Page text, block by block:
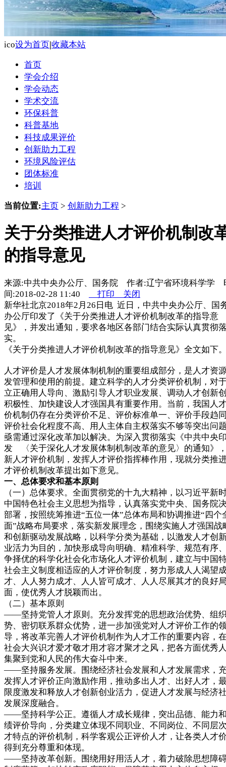
ico设为首页|收藏本站
首页
学会介绍
学会动态
学术交流
环保科普
科普基地
科技成果评价
创新助力工程
环境风险评估
团体标准
培训
当前位置:主页 > 创新助力工程 >
关于分类推进人才评价机制改
的指导意见
来源:中共中央办公厅、国务院 作者:辽宁省环境科学学
间:2018-02-28 11:40
打印 关闭
新华社北京2018年2月26日电 近日，中共中央办公厅、国
办公厅印发了《关于分类推进人才评价机制改革的指导意
见》，并发出通知，要求各地区各部门结合实际认真贯彻
实。
《关于分类推进人才评价机制改革的指导意见》全文如下
人才评价是人才发展体制机制的重要组成部分，是人才资
发管理和使用的前提。建立科学的人才分类评价机制，对
立正确用人导向、激励引导人才职业发展、调动人才创新
积极性、加快建设人才强国具有重要作用。当前，我国人
价机制仍存在分类评价不足、评价标准单一、评价手段趋
评价社会化程度不高、用人主体自主权落实不够等突出问
亟需通过深化改革加以解决。为深入贯彻落实《中共中央
发 〈关于深化人才发展体制机制改革的意见〉的通知》
新人才评价机制，发挥人才评价指挥棒作用，现就分类推
才评价机制改革提出如下意见。
一、总体要求和基本原则
（一）总体要求。全面贯彻党的十九大精神，以习近平新
中国特色社会主义思想为指导，认真落实党中央、国务院
部署，按照统筹推进“五位一体”总体布局和协调推进“四个
面”战略布局要求，落实新发展理念，围绕实施人才强国战
和创新驱动发展战略，以科学分类为基础，以激发人才创
业活力为目的，加快形成导向明确、精准科学、规范有序
争择优的科学化社会化市场化人才评价机制，建立与中国
社会主义制度相适应的人才评价制度，努力形成人人渴望
才、人人努力成才、人人皆可成才、人人尽展其才的良好
面，使优秀人才脱颖而出。
（二）基本原则
——坚持党管人才原则。充分发挥党的思想政治优势、组
势、密切联系群众优势，进一步加强党对人才评价工作的
导，将改革完善人才评价机制作为人才工作的重要内容，
社会大兴识才爱才敬才用才容才聚才之风，把各方面优秀
集聚到党和人民的伟大奋斗中来。
——坚持服务发展。围绕经济社会发展和人才发展需求，
发挥人才评价正向激励作用，推动多出人才、出好人才，
限度激发和释放人才创新创业活力，促进人才发展与经济
发展深度融合。
——坚持科学公正。遵循人才成长规律，突出品德、能力
绩评价导向，分类建立体现不同职业、不同岗位、不同层
才特点的评价机制，科学客观公正评价人才，让各类人才
得到充分尊重和体现。
——坚持改革创新。围绕用好用活人才，着力破除思想障